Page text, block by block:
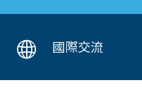
國際交流